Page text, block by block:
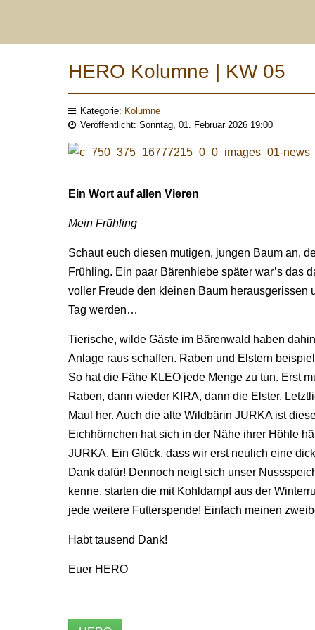
HERO Kolumne | KW 05
Kategorie: Kolumne
Veröffentlicht: Sonntag, 01. Februar 2026 19:00
Ein Wort auf allen Vieren
Mein Frühling
Schaut euch diesen mutigen, jungen Baum an,
Frühling. Ein paar Bärenhiebe später war’s das
voller Freude den kleinen Baum
Tag werden…
Tierische, wilde Gäste im Bärenwald haben
Anlage raus schaffen. Raben und Elstern
So hat die Fähe KLEO jede Menge zu tun. Erst
Raben, dann wieder KIRA, dann die Elster.
Maul her. Auch die alte Wildbärin JURKA ist
Eichhörnchen hat sich in der Nähe ihrer Höhle
JURKA. Ein Glück, dass wir erst neulich eine
Dank dafür! Dennoch neigt sich unser
kenne, starten die mit Kohldampf aus der
jede weitere Futterspende! Einfach meinen
Habt tausend Dank!
Euer HERO